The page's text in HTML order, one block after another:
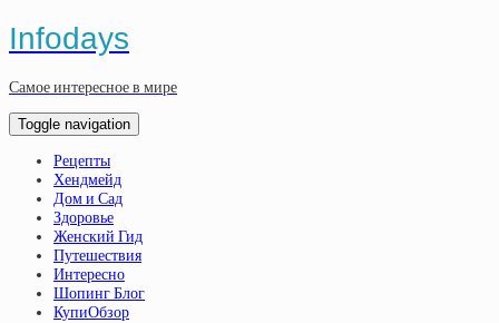
Infodays
Самое интересное в мире
Toggle navigation
Рецепты
Хендмейд
Дом и Сад
Здоровье
Женский Гид
Путешествия
Интересно
Шопинг Блог
КупиОбзор